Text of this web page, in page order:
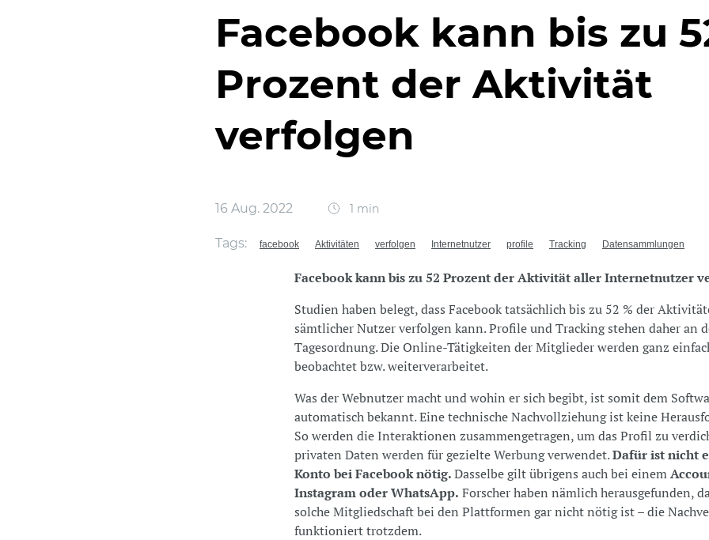
Facebook kann bis zu
Prozent der Aktivität
verfolgen
16 Aug. 2022 1 min
Tags: facebook Aktivitäten verfolgen Internetnutzer profile Tracking Datensammlungen
Facebook kann bis zu 52 Prozent der Aktivität aller Internetnutzer
Studien haben belegt, dass Facebook tatsächlich bis zu 52 % der
sämtlicher Nutzer verfolgen kann. Profile und Tracking stehen daher an
Tagesordnung. Die Online-Tätigkeiten der Mitglieder werden ganz
beobachtet bzw. weiterverarbeitet.
Was der Webnutzer macht und wohin er sich begibt, ist somit dem
automatisch bekannt. Eine technische Nachvollziehung ist keine
So werden die Interaktionen zusammengetragen, um das Profil zu
privaten Daten werden für gezielte Werbung verwendet.Dafür ist nicht
Konto bei Facebook nötig.Dasselbe gilt übrigens auch bei einem
Instagram oder WhatsApp. Forscher haben nämlich herausgefunden,
solche Mitgliedschaft bei den Plattformen gar nicht nötig ist – die
funktioniert trotzdem.